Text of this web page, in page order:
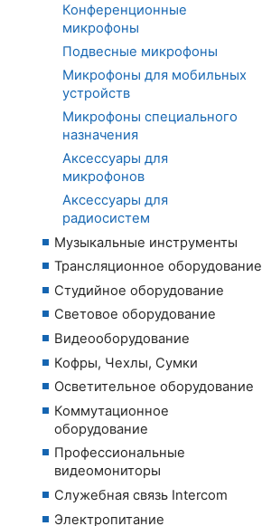
Конференционные
микрофоны
Подвесные микрофоны
Микрофоны для мобильных
устройств
Микрофоны специального
назначения
Аксессуары для
микрофонов
Аксессуары для
радиосистем
Музыкальные инструменты
Трансляционное оборудование
Студийное оборудование
Световое оборудование
Видеооборудование
Кофры, Чехлы, Сумки
Осветительное оборудование
Коммутационное
оборудование
Профессиональные
видеомониторы
Служебная связь Intercom
Электропитание